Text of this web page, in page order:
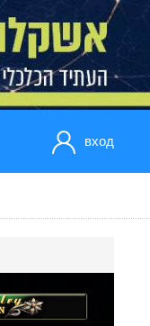
вход